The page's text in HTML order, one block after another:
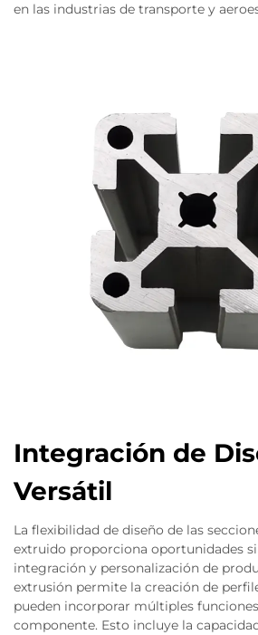
en las industrias de transporte y
Integración de
Versátil
La flexibilidad de diseño de las
extruido proporciona oportunidades
integración y personalización de
extrusión permite la creación de
pueden incorporar múltiples
componente. Esto incluye la